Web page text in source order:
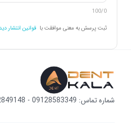
برخی از کاربرد های این محصول را
100/0
ثبت پرسش به معنی موافقت با قوانین انتشار
شماره تماس: 09128583349 - 09122849148